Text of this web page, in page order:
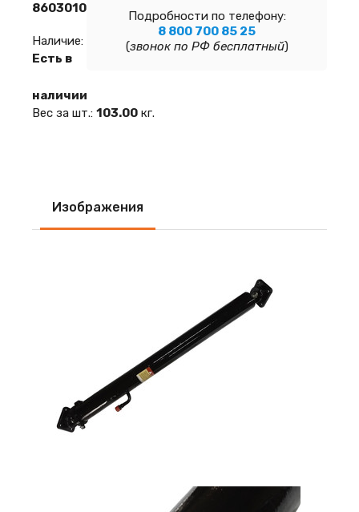
Подробности по телефону:
8 800 700 85 25
(звонок по РФ бесплатный)
8603010
Наличие:
Есть в
наличии
Вес за шт.: 103.00 кг.
Изображения